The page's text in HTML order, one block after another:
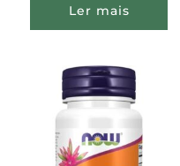
Ler mais